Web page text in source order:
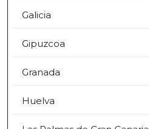
Galicia
Gipuzcoa
Granada
Huelva